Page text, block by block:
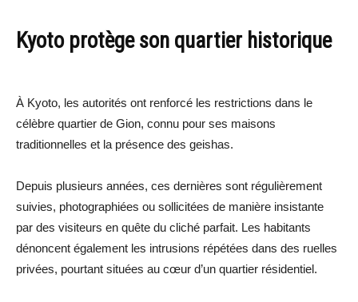
Kyoto protège son quartier historique
À Kyoto, les autorités ont renforcé les restrictions dans le
célèbre quartier de Gion, connu pour ses maisons
traditionnelles et la présence des geishas.
Depuis plusieurs années, ces dernières sont régulièrement
suivies, photographiées ou sollicitées de manière insistante
par des visiteurs en quête du cliché parfait. Les habitants
dénoncent également les intrusions répétées dans des ruelles
privées, pourtant situées au cœur d’un quartier résidentiel.